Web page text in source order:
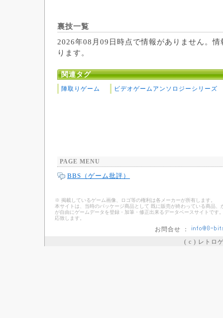
裏技一覧
2026年08月09日時点で情報がありません。
ります。
関連タグ
陣取りゲーム ビデオゲームアンソロジーシリーズ
PAGE MENU
BBS（ゲーム批評）
※ 掲載しているゲーム画像、ロゴ等の権利は各メーカーが所有します。
本サイトは、当時のパッケージ商品として 既に販売が終わっている商品
が自由にゲームデータを登録・加筆・修正出来るデータベースサイトで
応致します。
お問合せ ：
( c ) レトロ